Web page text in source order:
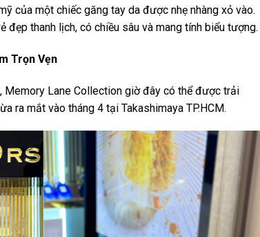
của một chiếc găng tay da được nhẹ nhàng xỏ vào.
đẹp thanh lịch, có chiều sâu và mang tính biểu tượng.
Trọn Vẹn
Memory Lane Collection giờ đây có thể được trải
ra mắt vào tháng 4 tại Takashimaya TP.HCM.